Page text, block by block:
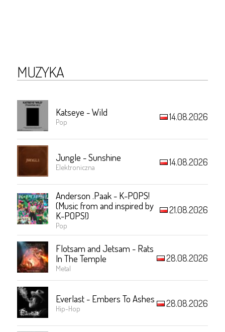
MUZYKA
Katseye - Wild
Pop 14.08.2026
Jungle - Sunshine
Elektroniczna 14.08.2026
Anderson .Paak - K-POPS!
(Music from and inspired by
K-POPS!)
Pop
21.08.2026
Flotsam and Jetsam - Rats
In The Temple
Metal
28.08.2026
Everlast - Embers To Ashes
Hip-Hop 28.08.2026